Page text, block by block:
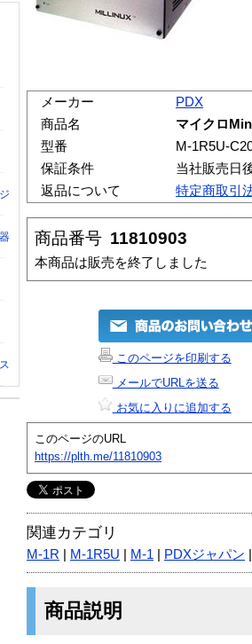
メーカー
PDX
商品名
マイクロ
型番
M-1R5U-
保証条件
当社販売日
返品について
特定商取引
商品番号 11810903
本商品は販売を終了しました
このページを印刷する
メールでURLを送る
お気に入りに追加する
このページのURL
https://plth.me/11810903
関連カテゴリ
M-1R M-1R5U M-1 PDXジャパン
商品説明